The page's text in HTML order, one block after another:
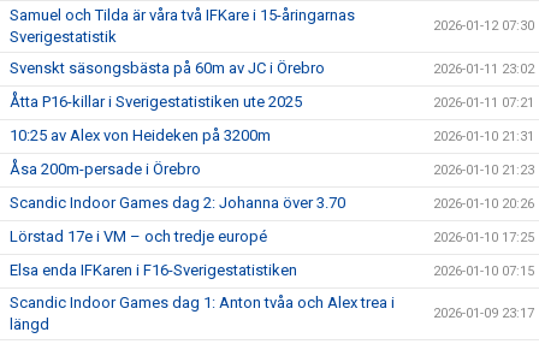
Samuel och Tilda är våra två IFKare i 15-åringarnas
Sverigestatistik
2026-01-12 07:30
Svenskt säsongsbästa på 60m av JC i Örebro 2026-01-11 23:02
Åtta P16-killar i Sverigestatistiken ute 2025 2026-01-11 07:21
10:25 av Alex von Heideken på 3200m 2026-01-10 21:31
Åsa 200m-persade i Örebro 2026-01-10 21:23
Scandic Indoor Games dag 2: Johanna över 3.70 2026-01-10 20:26
Lörstad 17e i VM – och tredje europé 2026-01-10 17:25
Elsa enda IFKaren i F16-Sverigestatistiken 2026-01-10 07:15
Scandic Indoor Games dag 1: Anton tvåa och Alex trea i
längd
2026-01-09 23:17